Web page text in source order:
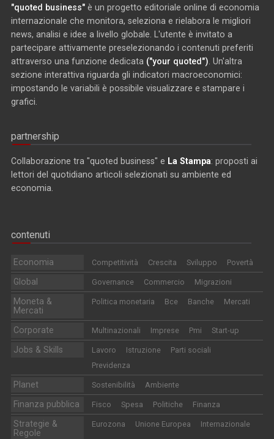
"quoted business" è un progetto editoriale online di economia
internazionale che monitora, seleziona e rielabora le migliori
news, analisi e idee a livello globale. L'utente è invitato a
partecipare attivamente preselezionando i contenuti preferiti
attraverso una funzione dedicata ("your quoted") . Un'altra
sezione interattiva riguarda gli indicatori macroeconomici:
impostando le variabili è possibile visualizzare e stampare i
grafici.
partnership
Collaborazione tra "quoted business" e La Stampa: proposti ai
lettori del quotidiano articoli selezionati su ambiente ed
economia.
contenuti
Economia Competitività Crescita Sviluppo Povertà
Global Governance Commercio Migrazioni
Moneta &
Mercati
Politica monetaria Bce Banche Mercati
Corporate Multinazionali Imprese Pmi Start-up
Jobs & Skills Lavoro Istruzione
Parti sociali
Previdenza
Planet Sostenibilità Ambiente
Finanza pubblica Fisco Spesa Politiche Finanza
Strategie &
Regole
Eurozona Unione Europea Internazionale